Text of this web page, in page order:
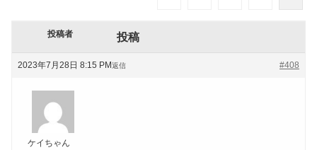
投稿者 投稿
2023年7月28日 8:15 PM #408
返信
ケイちゃん